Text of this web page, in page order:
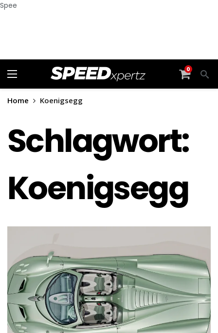
Spee
0
Home Koenigsegg
Schlagwort:
Koenigsegg